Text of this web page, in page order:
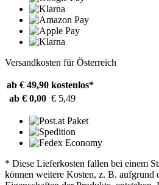
Versandkosten für Österreich
ab € 49,90 kostenlos*
ab € 0,00 € 5,49
* Diese Lieferkosten fallen bei einem
können weitere Kosten, z. B. aufgrund